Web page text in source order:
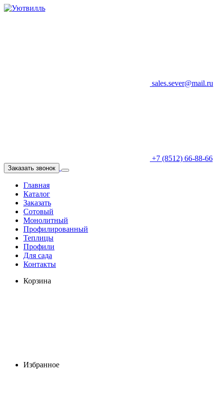
sales.sever@mail.ru
+7 (8512) 66-88-66
Заказать звонок
Главная
Каталог
Заказать
Сотовый
Монолитный
Профилированный
Теплицы
Профили
Для сада
Контакты
Корзина
Избранное